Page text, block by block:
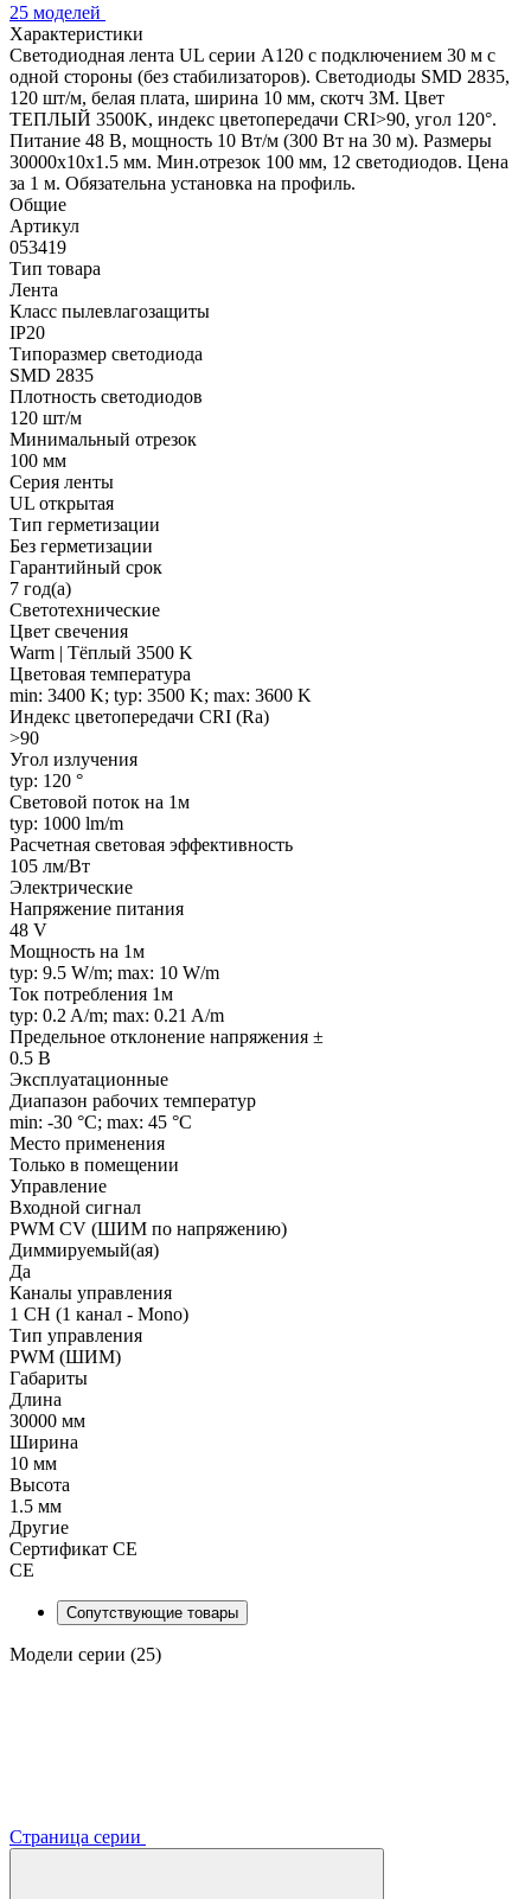
25 моделей
Характеристики
Светодиодная лента UL серии A120 с подключением 30 м с
одной стороны (без стабилизаторов). Светодиоды SMD 2835,
120 шт/м, белая плата, ширина 10 мм, скотч 3M. Цвет
ТЕПЛЫЙ 3500K, индекс цветопередачи CRI>90, угол 120°.
Питание 48 В, мощность 10 Вт/м (300 Вт на 30 м). Размеры
30000x10x1.5 мм. Мин.отрезок 100 мм, 12 светодиодов. Цена
за 1 м. Обязательна установка на профиль.
Общие
Артикул
053419
Тип товара
Лента
Класс пылевлагозащиты
IP20
Типоразмер светодиода
SMD 2835
Плотность светодиодов
120 шт/м
Минимальный отрезок
100 мм
Серия ленты
UL открытая
Тип герметизации
Без герметизации
Гарантийный срок
7 год(а)
Светотехнические
Цвет свечения
Warm | Тёплый 3500 K
Цветовая температура
min: 3400 K; typ: 3500 K; max: 3600 K
Индекс цветопередачи CRI (Ra)
>90
Угол излучения
typ: 120 °
Световой поток на 1м
typ: 1000 lm/m
Расчетная световая эффективность
105 лм/Вт
Электрические
Напряжение питания
48 V
Мощность на 1м
typ: 9.5 W/m; max: 10 W/m
Ток потребления 1м
typ: 0.2 A/m; max: 0.21 A/m
Предельное отклонение напряжения ±
0.5 В
Эксплуатационные
Диапазон рабочих температур
min: -30 °C; max: 45 °C
Место применения
Только в помещении
Управление
Входной сигнал
PWM СV (ШИМ по напряжению)
Диммируемый(ая)
Да
Каналы управления
1 CH (1 канал - Mono)
Тип управления
PWM (ШИМ)
Габариты
Длина
30000 мм
Ширина
10 мм
Высота
1.5 мм
Другие
Сертификат CE
CE
Сопутствующие товары
Модели серии (25)
Страница серии